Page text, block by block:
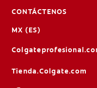
CONTÁCTENOS
MX (ES)
Tienda.Colgate.com